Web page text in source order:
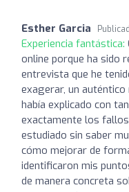
Esther Garcia
Experiencia fantástica:
online porque ha sido
entrevista que he
exagerar, un
había explicado con
exactamente los
estudiado sin saber
cómo mejorar de
identificaron mis
de manera concreta